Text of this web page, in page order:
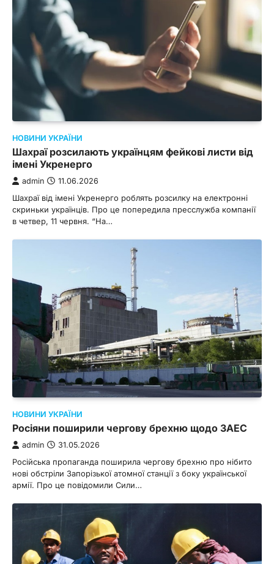
НОВИНИ УКРАЇНИ
Шахраї розсилають українцям фейкові листи від
імені Укренерго
admin 11.06.2026
Шахраї від імені Укренерго роблять розсилку на електронні
скриньки українців. Про це попередила пресслужба компанії
в четвер, 11 червня. “На…
НОВИНИ УКРАЇНИ
Росіяни поширили чергову брехню щодо ЗАЕС
admin 31.05.2026
Російська пропаганда поширила чергову брехню про нібито
нові обстріли Запорізької атомної станції з боку української
армії. Про це повідомили Сили…